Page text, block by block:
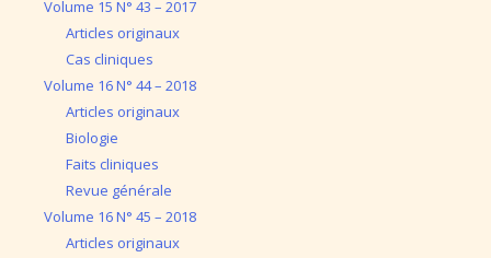
Volume 15 N° 43 – 2017
Articles originaux
Cas cliniques
Volume 16 N° 44 – 2018
Articles originaux
Biologie
Faits cliniques
Revue générale
Volume 16 N° 45 – 2018
Articles originaux